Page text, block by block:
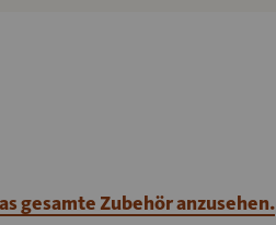
gesamte Zubehör anzusehen.